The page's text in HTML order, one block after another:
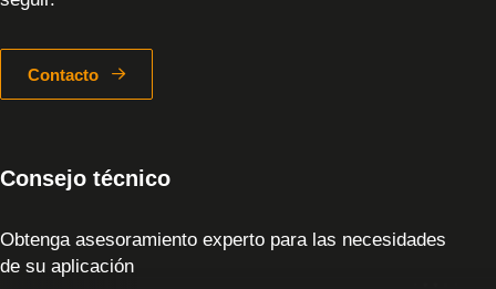
Contacto
Consejo técnico
Obtenga asesoramiento experto para las necesidades
de su aplicación